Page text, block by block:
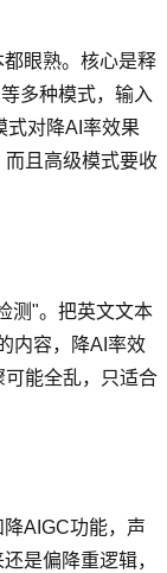
眼熟。核心是释
多种模式，输入
式对降AI率效果
且高级模式要收
测"。把英文文本
内容，降AI率效
能全乱，只适合
AIGC功能，声
是偏降重逻辑，